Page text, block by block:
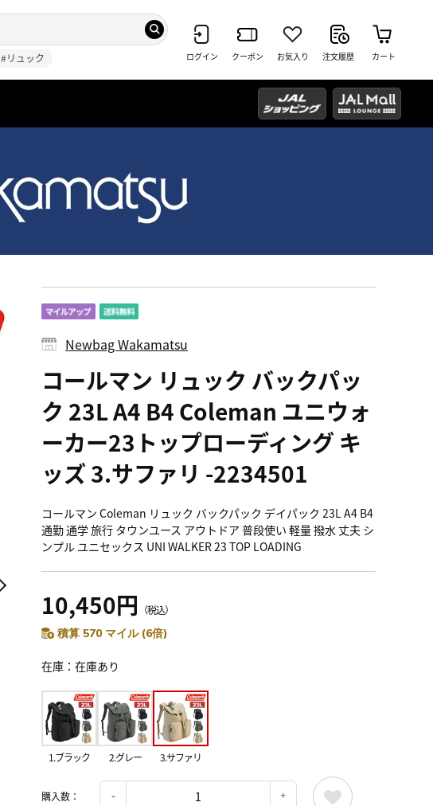
#リュック ログイン クーポン お気入り 注文履歴 カート
Newbag Wakamatsu
コールマン リュック バックパッ
ク 23L A4 B4 Coleman ユニウォ
ーカー23トップローディング キ
ッズ 3.サファリ -2234501
コールマン Coleman リュック バックパック デイパック 23L A4 B4
通勤 通学 旅行 タウンユース アウトドア 普段使い 軽量 撥水 丈夫 シ
ンプル ユニセックス UNI WALKER 23 TOP LOADING
10,450円 （税込）
積算 570 マイル (6倍)
在庫 在庫あり
1.ブラック 2.グレー 3.サファリ
購入数：